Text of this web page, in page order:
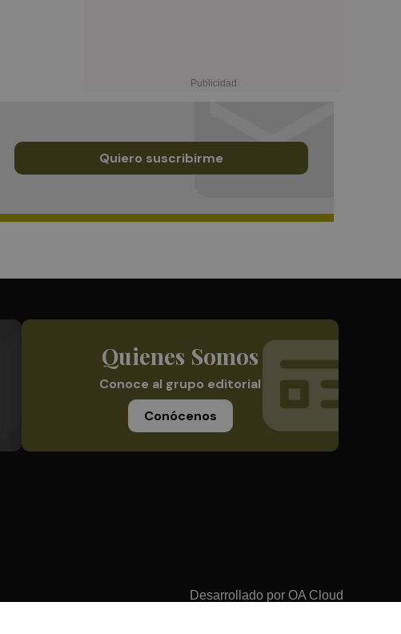
Quiero suscribirme
Quienes Somos
Conoce al grupo editorial
Conócenos
Desarrollado por OA Cloud